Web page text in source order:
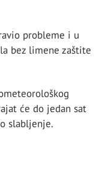
probleme i u
bez limene zaštite
će do jedan sat
slabljenje.